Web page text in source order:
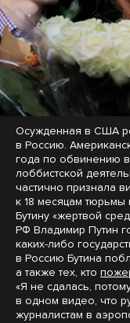
Осужденная в США
в Россию.
года по обвинению
лоббистской
частично признала
к 18 месяцам
Бутину «жертвой
РФ Владимир Путин
каких-либо
в Россию Бутина
а также тех, кто
«Я не сдалась,
в одном видео, что
журналистам в